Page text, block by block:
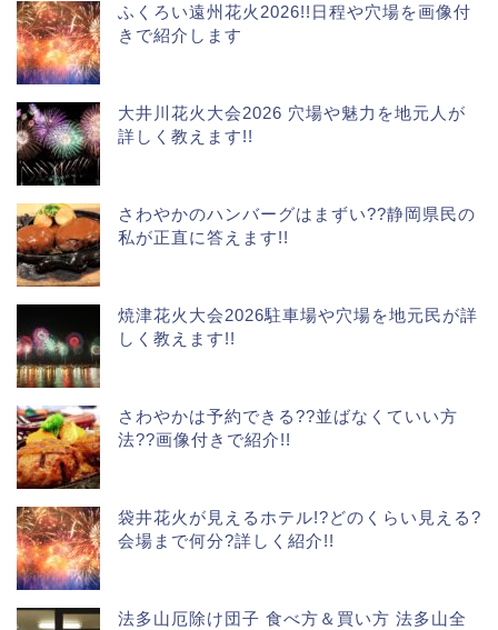
ふくろい遠州花火2026!!日程や穴場を画像付
きで紹介します
大井川花火大会2026 穴場や魅力を地元人が
詳しく教えます!!
さわやかのハンバーグはまずい??静岡県民の
私が正直に答えます!!
焼津花火大会2026駐車場や穴場を地元民が詳
しく教えます!!
さわやかは予約できる??並ばなくていい方
法??画像付きで紹介!!
袋井花火が見えるホテル!?どのくらい見える?
会場まで何分?詳しく紹介!!
法多山厄除け団子 食べ方＆買い方 法多山全